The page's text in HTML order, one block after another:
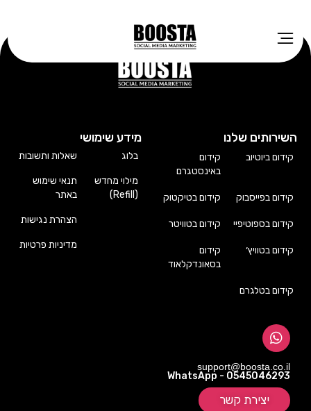
השירותים שלנו
קידום ביוטיוב
קידום
באינסטגרם
קידום בפייסבוק קידום בטיקטוק
קידום בספוטיפיי קידום בטוויטר
קידום בטוויץ׳
קידום
בסאונדקלאוד
קידום בטלגרם
מידע שימושי
בלוג
מילוי מחדש
(Refill)
שאלות ותשובות
תנאי שימוש
באתר
הצהרת נגישות
מדיניות פרטיות
support@boosta.co.il
WhatsApp - 0545046293
יצירת קשר